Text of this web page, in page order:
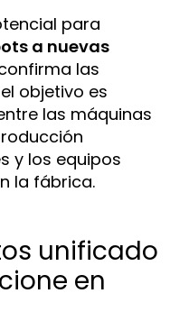
para
a nuevas
las
objetivo es
las máquinas
y los equipos
la fábrica.
unificado
en